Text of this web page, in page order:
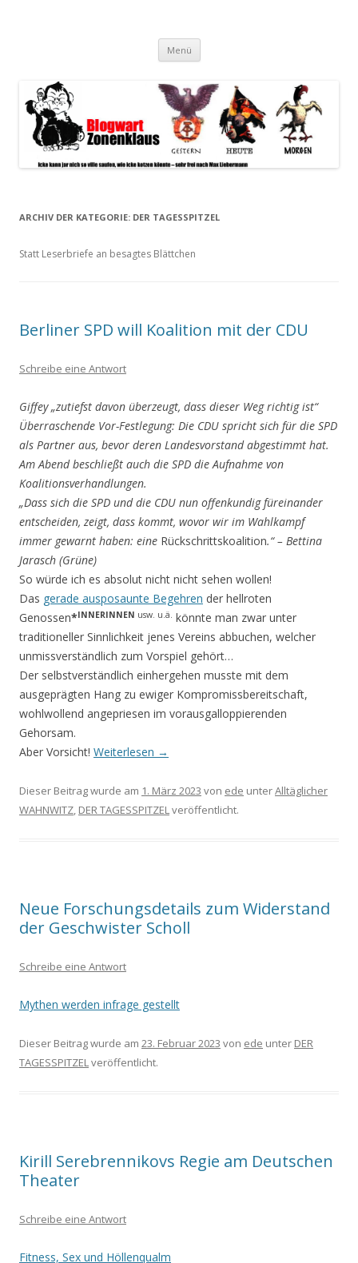
spiegeln im wesentlichen den Gesundheitszustand dieser unserer
Menü Zum
springen
ARCHIV DER KATEGORIE: DER TAGESSPITZEL
Statt Leserbriefe an besagtes Blättchen
Berliner SPD will Koalition mit der CDU
Schreibe eine Antwort
Giffey „zutiefst davon überzeugt, dass dieser Weg richtig ist“
Überraschende Vor-Festlegung: Die CDU spricht sich für die SPD
als Partner aus, bevor deren Landesvorstand abgestimmt hat.
Am Abend beschließt auch die SPD die Aufnahme von
Koalitionsverhandlungen.
„Dass sich die SPD und die CDU nun offenkundig füreinander
entscheiden, zeigt, dass kommt, wovor wir im Wahlkampf
immer gewarnt haben: eine Rückschrittskoalition.“ – Bettina
Jarasch (Grüne)
So würde ich es absolut nicht nicht sehen wollen!
Das gerade ausposaunte Begehren der hellroten
Genossen*INNERINNEN usw. u.ä. könnte man zwar unter
traditioneller Sinnlichkeit jenes Vereins abbuchen, welcher
unmissverständlich zum Vorspiel ge­hört…
Der selbstverständlich einhergehen musste mit dem
ausgeprägten Hang zu ewiger Kompromiss­bereit­schaft,
wohlwollend angepriesen im vorausgalloppierenden
Gehorsam.
Aber Vorsicht! Weiterlesen →
Dieser Beitrag wurde am 1. März 2023 von ede unterAlltäglicher
WAHNWITZ, DER TAGESSPITZELveröffentlicht.
Neue Forschungsdetails zum Widerstand
der Geschwister Scholl
Schreibe eine Antwort
Mythen werden infrage gestellt
Dieser Beitrag wurde am 23. Februar 2023 von ede unter DER
TAGESSPITZELveröffentlicht.
Kirill Serebrennikovs Regie am Deutschen
Theater
Schreibe eine Antwort
Fitness, Sex und Höllenqualm